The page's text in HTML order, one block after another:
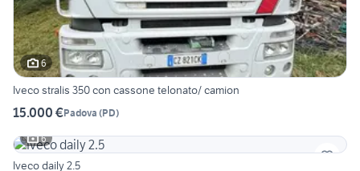
6
Iveco stralis 350 con cassone telonato/ camion
15.000 €Padova (PD)
6
Iveco daily 2.5